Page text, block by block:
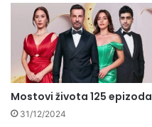
Mostovi života 125 epizoda
31/12/2024